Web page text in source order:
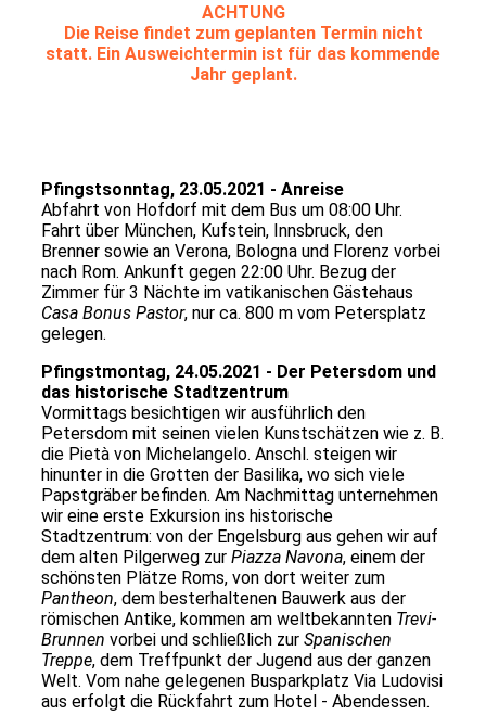
ACHTUNG
Die Reise findet zum geplanten Termin nicht
statt. Ein Ausweichtermin ist für das kommende
Jahr geplant.
Pfingstsonntag, 23.05.2021 - Anreise
Abfahrt von Hofdorf mit dem Bus um 08:00 Uhr.
Fahrt über München, Kufstein, Innsbruck, den
Brenner sowie an Verona, Bologna und Florenz vorbei
nach Rom. Ankunft gegen 22:00 Uhr. Bezug der
Zimmer für 3 Nächte im vatikanischen Gästehaus
Casa Bonus Pastor, nur ca. 800 m vom Petersplatz
gelegen.
Pfingstmontag, 24.05.2021 - Der Petersdom und
das historische Stadtzentrum
Vormittags besichtigen wir ausführlich den
Petersdom mit seinen vielen Kunstschätzen wie z. B.
die Pietà von Michelangelo. Anschl. steigen wir
hinunter in die Grotten der Basilika, wo sich viele
Papstgräber befinden. Am Nachmittag unternehmen
wir eine erste Exkursion ins historische
Stadtzentrum: von der Engelsburg aus gehen wir auf
dem alten Pilgerweg zur Piazza Navona, einem der
schönsten Plätze Roms, von dort weiter zum
Pantheon, dem besterhaltenen Bauwerk aus der
römischen Antike, kommen am weltbekannten Trevi-
Brunnen vorbei und schließlich zur Spanischen
Treppe, dem Treffpunkt der Jugend aus der ganzen
Welt. Vom nahe gelegenen Busparkplatz Via Ludovisi
aus erfolgt die Rückfahrt zum Hotel - Abendessen.